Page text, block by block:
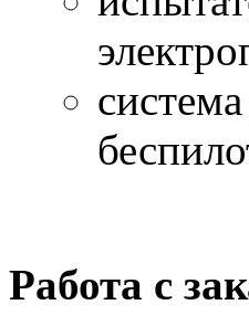
Работа с